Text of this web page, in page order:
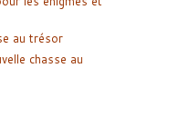
au trésor
chasse au